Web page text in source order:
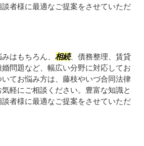
者様に最適なご提案をさせていただ
はもちろん、 相続、債務整理、賃貸
問題など、幅広い分野に対応してお
てお悩み方は、藤枝やいづ合同法律
軽にご相談ください。豊富な知識と
者様に最適なご提案をさせていただ